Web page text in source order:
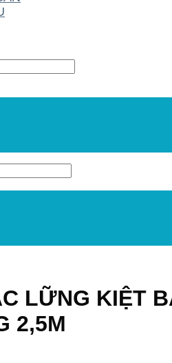
LỮNG KIỆT
2,5M